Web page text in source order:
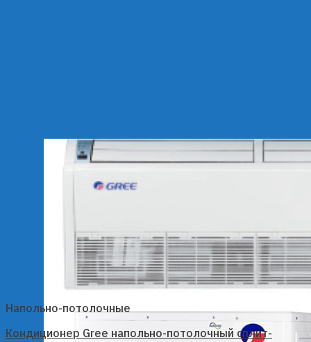
Напольно-потолочные
Кондиционер Gree напольно-потолочный сплит-